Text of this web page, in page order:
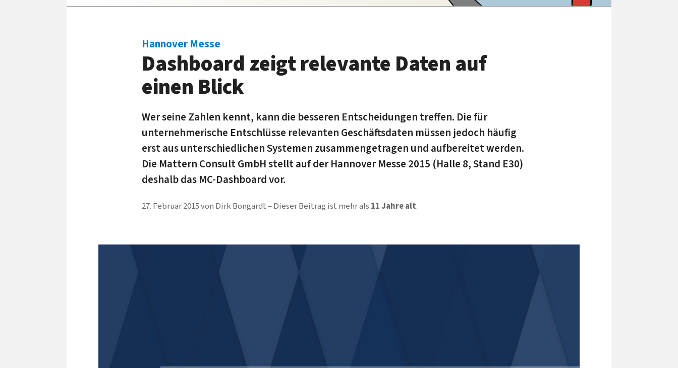
Hannover Messe
Dashboard zeigt relevante Daten auf
einen Blick
Wer seine Zahlen kennt, kann die besseren Entscheidungen treffen. Die für
unternehmerische Entschlüsse relevanten Geschäftsdaten müssen jedoch häufig
erst aus unterschiedlichen Systemen zusammengetragen und aufbereitet werden.
Die Mattern Consult GmbH stellt auf der Hannover Messe 2015 (Halle 8, Stand E30)
deshalb das MC-Dashboard vor.
27. Februar 2015von Dirk Bongardt Dieser Beitrag ist mehr als 11 Jahre alt.